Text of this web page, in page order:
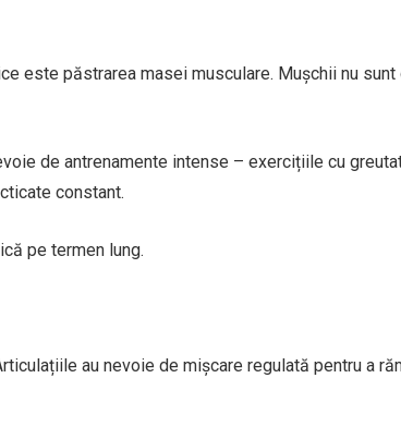
este păstrarea masei musculare. Mușchii nu sunt
de antrenamente intense – exercițiile cu
constant.
pe termen lung.
au nevoie de mișcare regulată pentru a